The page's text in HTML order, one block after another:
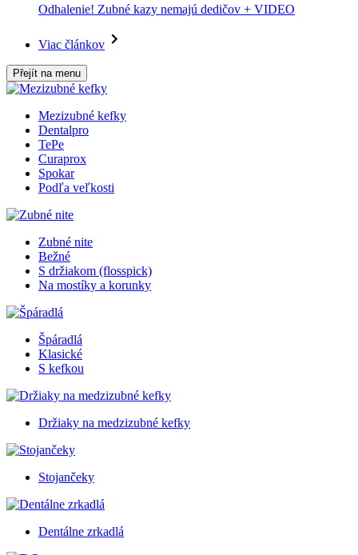
Odhalenie! Zubné kazy nemajú dedičov + VIDEO
Viac článkov
Přejít na menu
Mezizubné kefky
Dentalpro
TePe
Curaprox
Spokar
Podľa veľkosti
Zubné nite
Bežné
S držiakom (flosspick)
Na mostíky a korunky
Špáradlá
Klasické
S kefkou
Držiaky na medzizubné kefky
Stojančeky
Dentálne zrkadlá